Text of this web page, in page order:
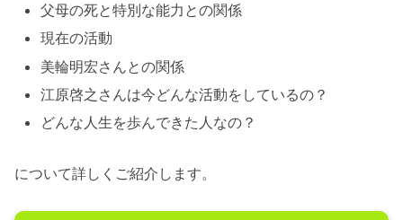
父母の死と特別な能力との関係
現在の活動
美輪明宏さんとの関係
江原啓之さんは今どんな活動をしているの？
どんな人生を歩んできた人なの？
について詳しくご紹介します。